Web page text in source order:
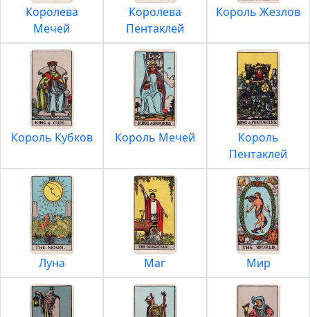
Королева
Мечей
Королева
Пентаклей
Король Жезлов
Король Кубков Король Мечей
Король
Пентаклей
Луна Маг Мир